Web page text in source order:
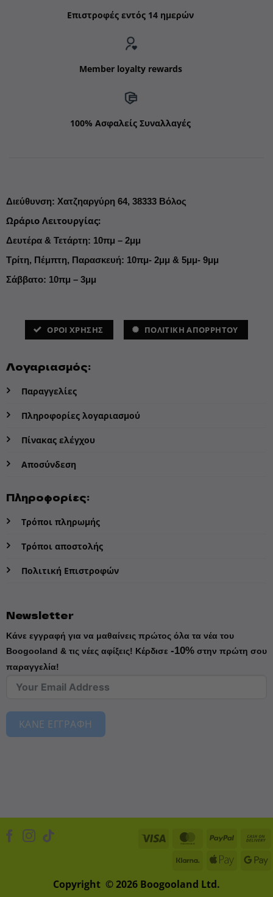
Επιστροφές εντός 14 ημερών
Member loyalty rewards
100% Ασφαλείς Συναλλαγές
Διεύθυνση: Χατζηαργύρη 64, 38333 Βόλος
Ωράριο Λειτουργίας:
Δευτέρα & Τετάρτη: 10πμ – 2μμ
Τρίτη, Πέμπτη, Παρασκευή: 10πμ- 2μμ & 5μμ- 9μμ
Σάββατο: 10πμ – 3μμ
ΌΡΟΙ ΧΡΗΣΗΣ ΠΟΛΙΤΙΚΗ ΑΠΟΡΡΗΤΟΥ
Λογαριασμός:
Παραγγελίες
Πληροφορίες λογαριασμού
Πίνακας ελέγχου
Αποσύνδεση
Πληροφορίες:
Τρόποι πληρωμής
Τρόποι αποστολής
Πολιτική Επιστροφών
Newsletter
Κάνε εγγραφή για να μαθαίνεις πρώτος όλα τα νέα του
Boogooland & τις νέες αφίξεις! Κέρδισε -10%στην πρώτη σου
παραγγελία!
ΚΑΝΕ ΕΓΓΡΑΦΗ
Copyright © 2026 Boogooland Ltd.
Visa MasterCard
PayPal
KlarnaApple